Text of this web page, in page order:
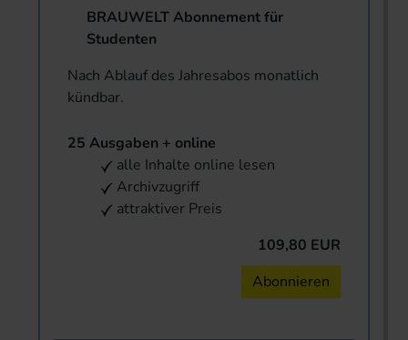
BRAUWELT Abonnement für
Studenten
Nach Ablauf des Jahresabos monatlich
kündbar.
25 Ausgaben + online
alle Inhalte online lesen
Archivzugriff
attraktiver Preis
109,80 EUR
Abonnieren